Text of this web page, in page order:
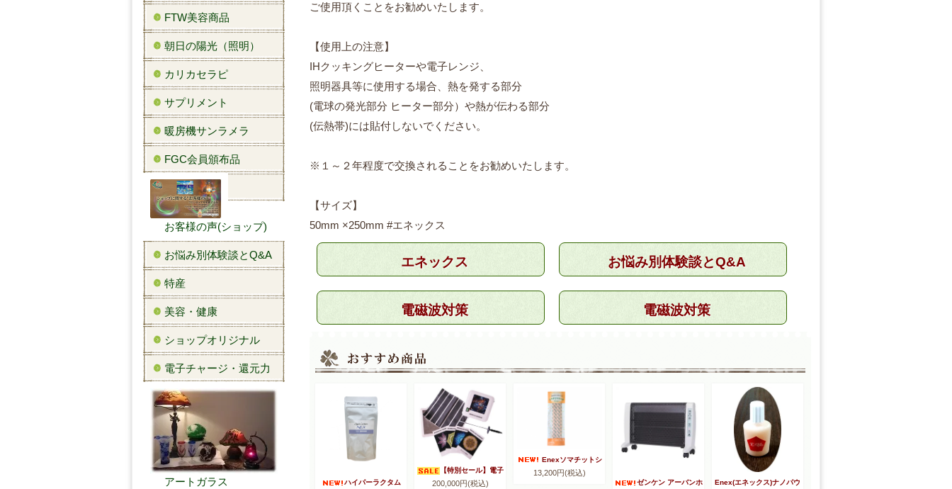
FTW美容商品
朝日の陽光（照明）
カリカセラピ
サプリメント
暖房機サンラメラ
FGC会員頒布品
お客様の声(ショップ)
お悩み別体験談とQ&A
特産
美容・健康
ショップオリジナル
電子チャージ・還元力
アートガラス
ご使用頂くことをお勧めいたします。
【使用上の注意】
IHクッキングヒーターや電子レンジ、
照明器具等に使用する場合、熱を発する部分
(電球の発光部分 ヒーター部分）や熱が伝わる部分
(伝熱帯)には貼付しないでください。
※１～２年程度で交換されることをお勧めいたします。
【サイズ】
50mm ×250mm #エネックス
エネックス お悩み別体験談とQ&A
電磁波対策 電磁波対策
ハイパーラクタム
【特別セール】電子
水生成器 電吉バンバン
200,000円(税込)
Enexソマチットシ
ール
13,200円(税込)
ゼンケン アーバンホ
Enex(エネックス)ナノパウ